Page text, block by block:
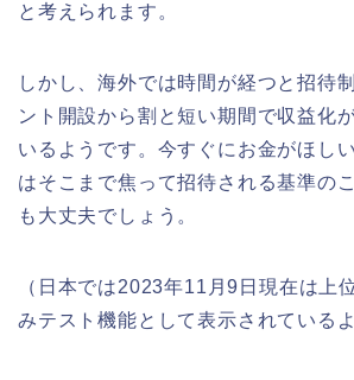
と考えられます。
しかし、海外では時間が経つと招待
ント開設から割と短い期間で収益化
いるようです。今すぐにお金がほし
はそこまで焦って招待される基準の
も大丈夫でしょう。
（日本では2023年11月9日現在は上
みテスト機能として表示されている